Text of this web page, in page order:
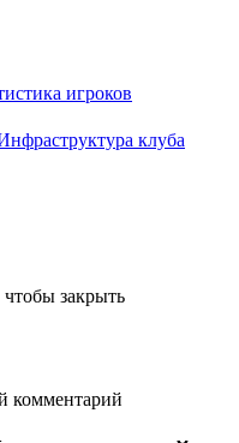
игроков
клуба
закрыть
комментарий